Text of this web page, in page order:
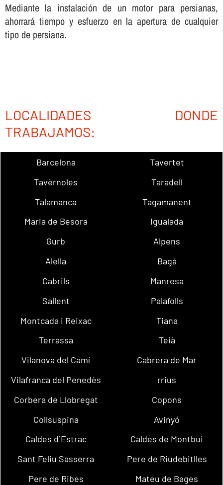
Mediante la instalación de un motor para persianas,
ahorrará tiempo y esfuerzo en la apertura de cualquier
tipo de persiana.
LOCALIDADES DONDE
TRABAJAMOS:
Barcelona
Tavertet
Tavèrnoles
Taradell
Talamanca
Tagamanent
Maria de Besora
Igualada
Gurb
Alpens
Alella
Bagà
Cabrils
Manresa
Sallent
Palafolls
Montcada i Reixac
Tiana
Terrassa
Teià
Vilanova del Camí
Cabrera de Mar
Vilafranca del Penedès
rrius
Corbera de Llobregat
Copons
Collsuspina
Avinyó
Caldes d´Estrac
Caldes de Montbui
Sant Feliu Sasserra
Pere de Riudebitlles
Pere de Ribes
Mateu de Bages